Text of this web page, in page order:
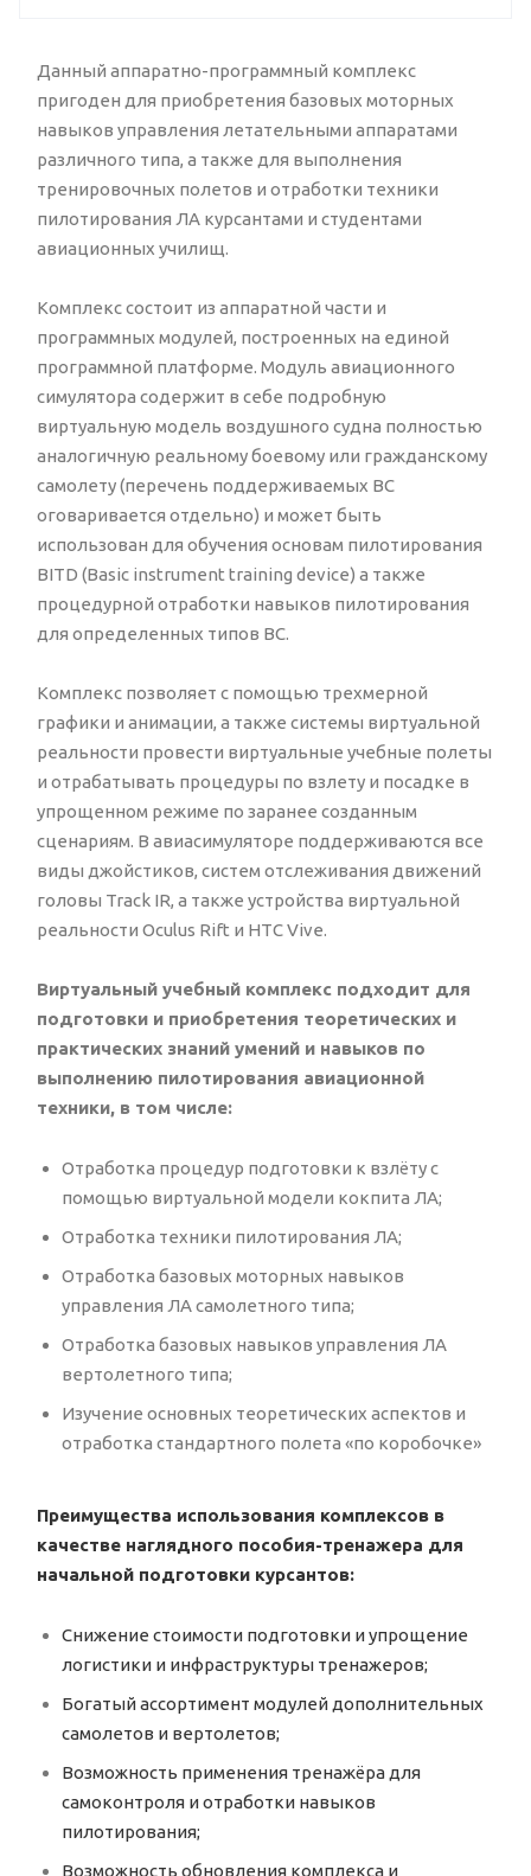
Данный аппаратно-программный комплекс
пригоден для приобретения базовых моторных
навыков управления летательными аппаратами
различного типа, а также для выполнения
тренировочных полетов и отработки техники
пилотирования ЛА курсантами и студентами
авиационных училищ.
Комплекс состоит из аппаратной части и
программных модулей, построенных на единой
программной платформе. Модуль авиационного
симулятора содержит в себе подробную
виртуальную модель воздушного судна полностью
аналогичную реальному боевому или гражданскому
самолету (перечень поддерживаемых ВС
оговаривается отдельно) и может быть
использован для обучения основам пилотирования
BITD (Basic instrument training device) а также
процедурной отработки навыков пилотирования
для определенных типов ВС.
Комплекс позволяет с помощью трехмерной
графики и анимации, а также системы виртуальной
реальности провести виртуальные учебные полеты
и отрабатывать процедуры по взлету и посадке в
упрощенном режиме по заранее созданным
сценариям. В авиасимуляторе поддерживаются все
виды джойстиков, систем отслеживания движений
головы Track IR, а также устройства виртуальной
реальности Oculus Rift и HTC Vive.
Виртуальный учебный комплекс подходит для
подготовки и приобретения теоретических и
практических знаний умений и навыков по
выполнению пилотирования авиационной
техники, в том числе:
Отработка процедур подготовки к взлёту с
помощью виртуальной модели кокпита ЛА;
Отработка техники пилотирования ЛА;
Отработка базовых моторных навыков
управления ЛА самолетного типа;
Отработка базовых навыков управления ЛА
вертолетного типа;
Изучение основных теоретических аспектов и
отработка стандартного полета «по коробочке»
Преимущества использования комплексов в
качестве наглядного пособия-тренажера для
начальной подготовки курсантов:
Снижение стоимости подготовки и упрощение
логистики и инфраструктуры тренажеров;
Богатый ассортимент модулей дополнительных
самолетов и вертолетов;
Возможность применения тренажёра для
самоконтроля и отработки навыков
пилотирования;
Возможность обновления комплекса и